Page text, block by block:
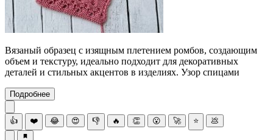
Вязаный образец с изящным плетением ромбов, создающим
объем и текстуру, идеально подходит для декоративных
деталей и стильных акцентов в изделиях. Узор спицами
Подробнее
👍 ❤️ 😂 😍 👎 🔥 👏 😮 🚀 ⭐ 💩